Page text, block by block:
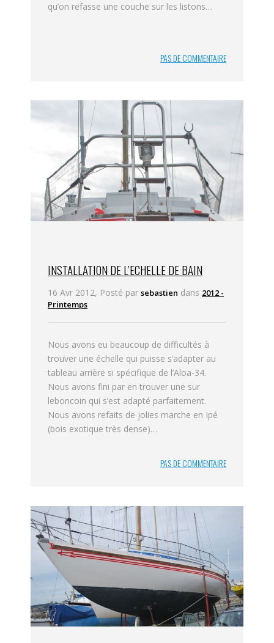
qu’on refasse une couche sur les listons…
PAS DE COMMENTAIRE
INSTALLATION DE L’ECHELLE DE BAIN
16 Avr 2012, Posté par sebastien dans 2012 -
Printemps
Nous avons eu beaucoup de difficultés à
trouver une échelle qui puisse s’adapter au
tableau arrière si spécifique de l’Aloa-34.
Nous avons fini par en trouver une sur
leboncoin qui s’est adapté parfaitement.
Nous avons refaits de jolies marche en Ipé
(bois exotique très dense)…
PAS DE COMMENTAIRE